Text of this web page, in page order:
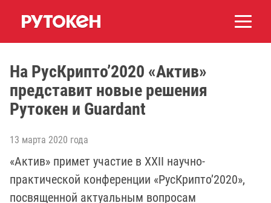
На РусКрипто’2020 «Актив»
представит новые решения
Рутокен и Guardant
13 марта 2020 года
«Актив» примет участие в XXII научно-
практической конференции «РусКрипто’2020»,
посвященной актуальным вопросам